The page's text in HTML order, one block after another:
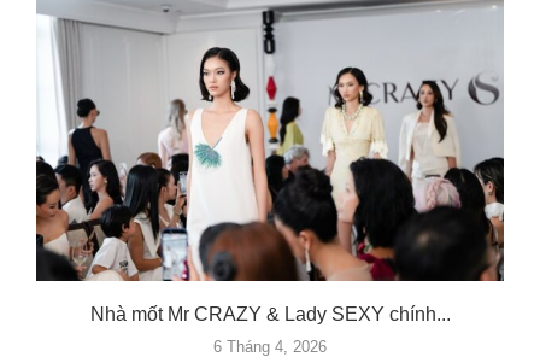
Nhà mốt Mr CRAZY & Lady SEXY chính...
6 Tháng 4, 2026